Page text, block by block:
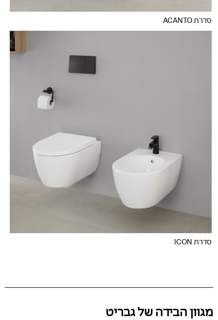
סדרת ACANTO
סדרת ICON
מגוון הבידה של גבריט